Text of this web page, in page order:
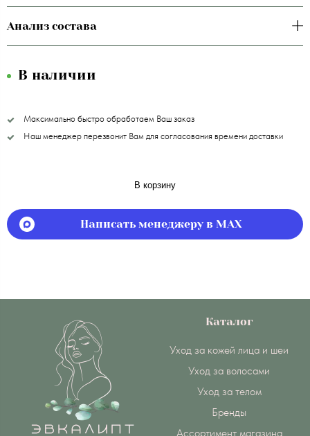
Анализ состава
В наличии
Максимально быстро обработаем Ваш заказ
Наш менеджер перезвонит Вам для согласования времени доставки
В корзину
Написать менеджеру в MAX
Каталог
Уход за кожей лица и шеи
Уход за волосами
Уход за телом
Бренды
Ассортимент магазина